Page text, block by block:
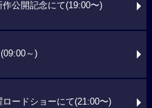
公開記念にて(19:00〜)
～)
ードショーにて(21:00〜)